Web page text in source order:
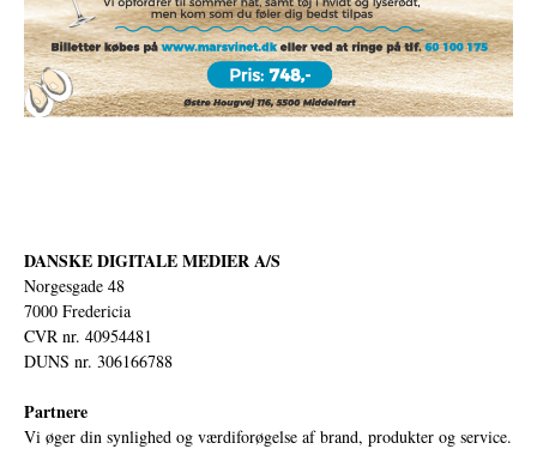
DANSKE DIGITALE MEDIER A/S
Norgesgade 48
7000 Fredericia
CVR nr. 40954481
DUNS nr. 306166788
Partnere
Vi øger din synlighed og værdiforøgelse af brand, produkter og service.